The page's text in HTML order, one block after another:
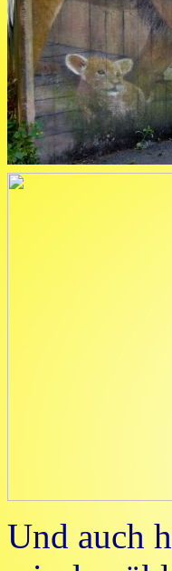
Und auch